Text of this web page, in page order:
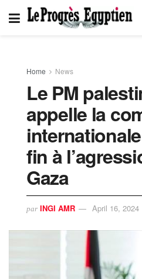
Home News
Le PM
appelle la
fin à
Gaza
par INGI AMR April 16, 2024